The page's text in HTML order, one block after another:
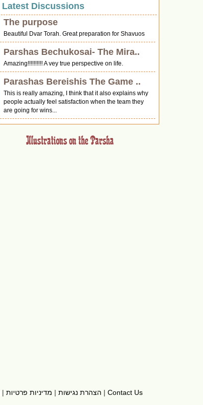
Latest Discussions
The purpose
Beautiful Dvar Torah. Great preparation for Shavuos
Parshas Bechukosai- The Mira..
Amazing!!!!!!!!!! A vey true perspective on life.
Parashas Bereishis The Game ..
This is really amazing, I think that it also explains why
people actually feel satisfaction when the team they
are going for wins...
| הצהרת נגישות | מדיניות פרטיות | Contact Us